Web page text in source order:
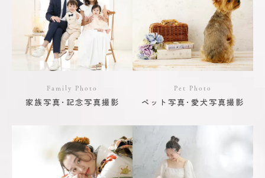
Family Photo
家族写真･記念写真撮影
Pet Photo
ペット写真･愛犬写真撮影